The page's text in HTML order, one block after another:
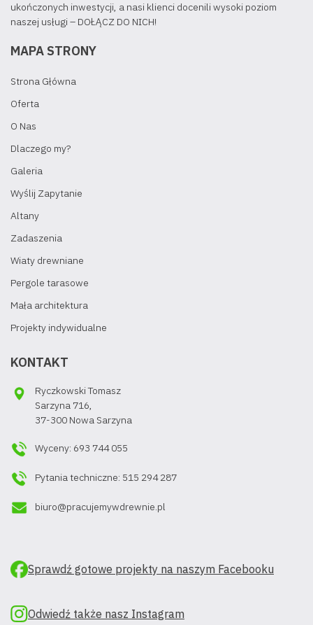
ukończonych inwestycji, a nasi klienci docenili wysoki poziom
naszej usługi – DOŁĄCZ DO NICH!
MAPA STRONY
Strona Główna
Oferta
O Nas
Dlaczego my?
Galeria
Wyślij Zapytanie
Altany
Zadaszenia
Wiaty drewniane
Pergole tarasowe
Mała architektura
Projekty indywidualne
KONTAKT
Ryczkowski Tomasz
Sarzyna 716,
37-300 Nowa Sarzyna
Wyceny: 693 744 055
Pytania techniczne: 515 294 287
biuro@pracujemywdrewnie.pl
Sprawdź gotowe projekty na naszym Facebooku
Odwiedź także nasz Instagram